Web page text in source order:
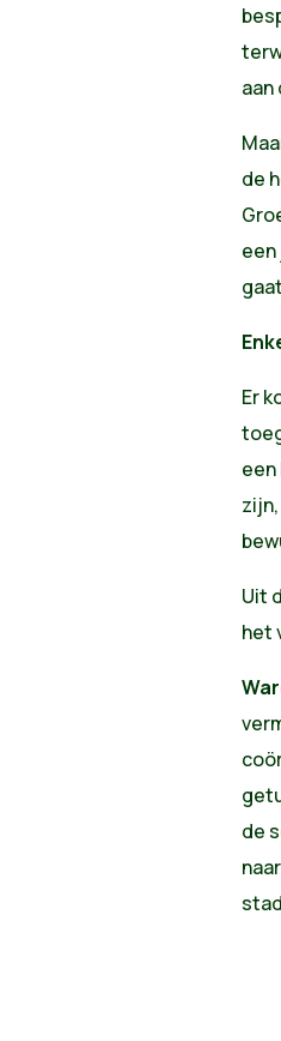
aan
de
Er
Uit
het
de